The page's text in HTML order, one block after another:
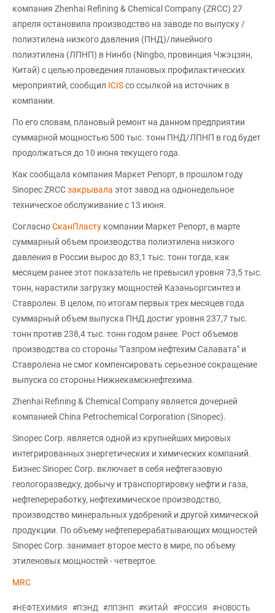
компания Zhenhai Refining & Chemical Company (ZRCC) 27
апреля остановила производство на заводе по выпуску /
полиэтилена низкого давления (ПНД)/линейного
полиэтилена (ЛПНП) в Нинбо (Ningbo, провинция Чжэцзян,
Китай) с целью проведения плановых профилактических
мероприятий, сообщил ICISсо ссылкой на источник в
компании.
По его словам, плановый ремонт на данном предприятии
суммарной мощностью 500 тыс. тонн ПНД/ЛПНП в год будет
продолжаться до 10 июня текущего года.
Как сообщала компания Маркет Репорт, в прошлом году
Sinopec ZRCCзакрывала этот завод на однонедельное
техническое обслуживание с 13 июня.
СогласноСканПласту компании Маркет Репорт, в марте
суммарный объем производства полиэтилена низкого
давления в России вырос до 83,1 тыс. тонн тогда, как
месяцем ранее этот показатель не превысил уровня 73,5 тыс.
тонн, нарастили загрузку мощностей Казаньоргсинтез и
Ставролен. В целом, по итогам первых трех месяцев года
суммарный объем выпуска ПНД достиг уровня 237,7 тыс.
тонн против 238,4 тыс. тонн годом ранее. Рост объемов
производства со стороны "Газпром нефтехим Салавата" и
Ставролена не смог компенсировать серьезное сокращение
выпуска со стороны Нижнекамскнефтехима.
Zhenhai Refining & Chemical Company является дочерней
компанией China Petrochemical Corporation (Sinopec).
Sinopec Corp. является одной из крупнейших мировых
интегрированных энергетических и химических компаний.
Бизнес Sinopec Corp. включает в себя нефтегазовую
геологоразведку, добычу и транспортировку нефти и газа,
нефтепереработку, нефтехимическое производство,
производство минеральных удобрений и другой химической
продукции. По объему нефтеперерабатывающих мощностей
Sinopec Corp. занимает второе место в мире, по объему
этиленовых мощностей - четвертое.
MRC
#НЕФТЕХИМИЯ #ПЭНД #ЛПЭНП #КИТАЙ #РОССИЯ #НОВОСТЬ